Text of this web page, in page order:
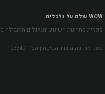
WOW עולם על גלגלים
ספקית פתרונות השינוע והגלגלים המובילה
ספק מורשה משרד הביטחון מס׳ 11033401